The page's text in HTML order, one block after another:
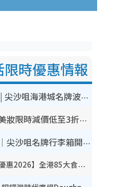
限時優惠情報
開倉優惠 | 尖沙咀海港城名牌波鞋開倉低至1折！On鞋$899起／Joy&Peace鞋履$98起
CHANEL美妝限時減價低至3折！人氣粉底/唇膏/精華液低至$275！COCO香水都有平
開倉優惠｜尖沙咀名牌行李箱開倉低至4折！一連5日 American Tourister/ace./Hallmark $200起！
【8月生日優惠2026】全港85大食買玩著數攻略 自助餐/火鍋放題同行免費＋誠品/DONKI送現金券